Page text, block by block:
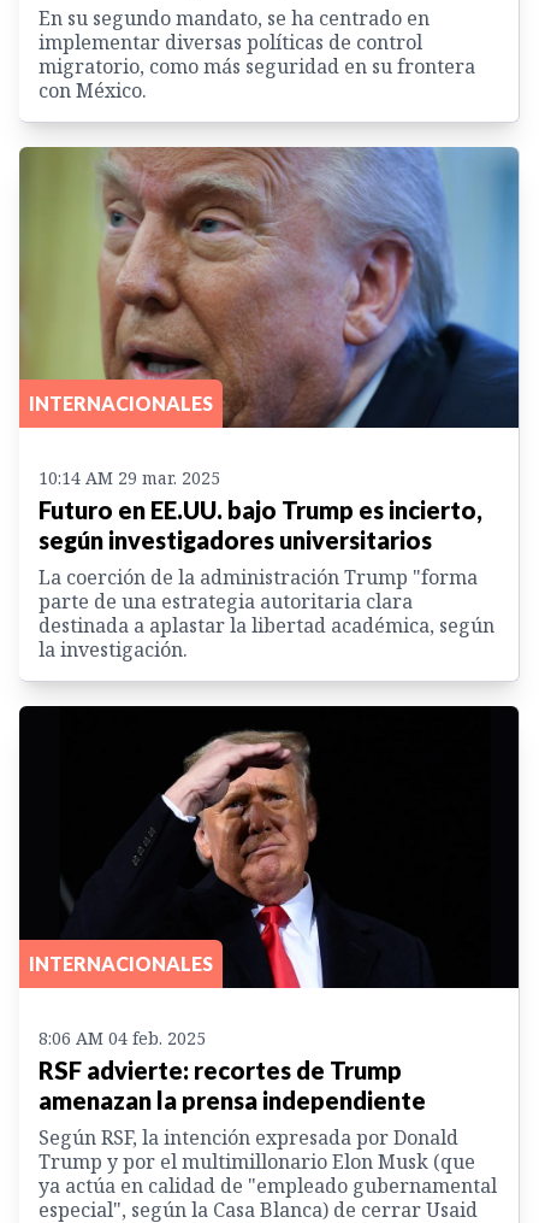
En su segundo mandato, se ha centrado en
implementar diversas políticas de control
migratorio, como más seguridad en su frontera
con México.
INTERNACIONALES
10:14 AM 29 mar. 2025
Futuro en EE.UU. bajo Trump es incierto,
según investigadores universitarios
La coerción de la administración Trump "forma
parte de una estrategia autoritaria clara
destinada a aplastar la libertad académica, según
la investigación.
INTERNACIONALES
8:06 AM 04 feb. 2025
RSF advierte: recortes de Trump
amenazan la prensa independiente
Según RSF, la intención expresada por Donald
Trump y por el multimillonario Elon Musk (que
ya actúa en calidad de "empleado gubernamental
especial", según la Casa Blanca) de cerrar Usaid